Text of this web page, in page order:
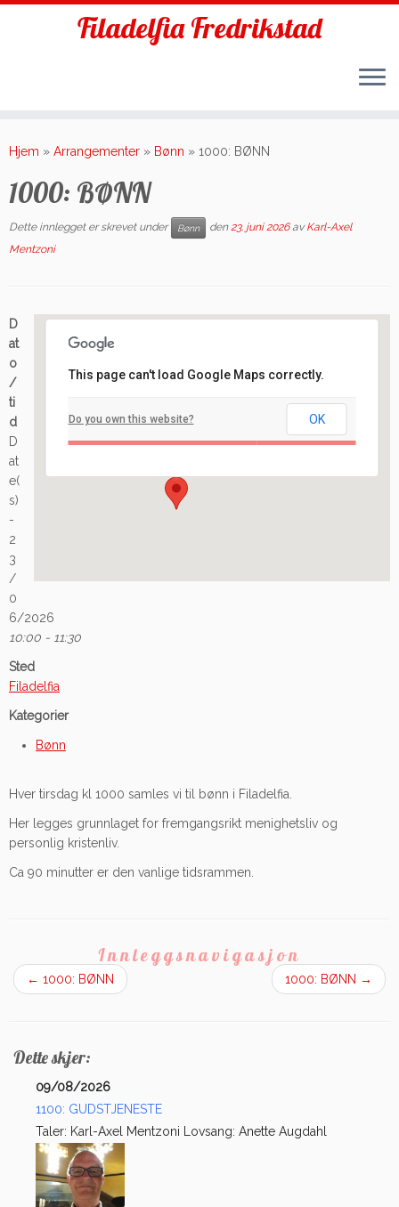
to
Filadelfia Fredrikstad
Hjem » Arrangementer » Bønn » 1000: BØNN
1000: BØNN
Dette innlegget er skrevet under Bønn den23. juni 2026 avKarl-Axel
Mentzoni
Arrangement
This page can't load Google Maps correctly.
Do you own this website? OK
D
at
o
/
ti
d
D
at
e(
s)
-
2
3
/
0
6/2026
10:00 - 11:30
Sted
Filadelfia
Kategorier
Bønn
Hver tirsdag kl 1000 samles vi til bønn i Filadelfia.
Her legges grunnlaget for fremgangsrikt menighetsliv og
personlig kristenliv.
Ca 90 minutter er den vanlige tidsrammen.
Innleggsnavigasjon
← 1000: BØNN 1000: BØNN →
Dette skjer:
09/08/2026
1100: GUDSTJENESTE
Taler: Karl-Axel Mentzoni Lovsang: Anette Augdahl